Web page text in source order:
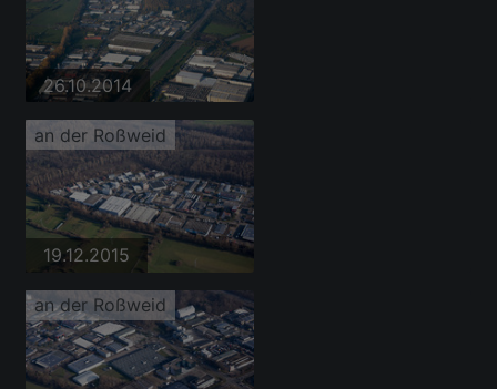
26.10.2014
an der Roßweid
19.12.2015
an der Roßweid